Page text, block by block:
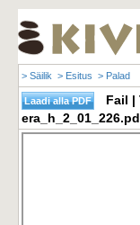
> Säilik > Esitus > Palad
Fail |